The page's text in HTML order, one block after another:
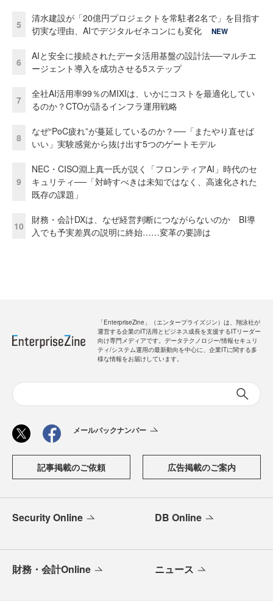
5
清水建設が「20億円プロジェクトを常駐者2名で」を目指す
切実な理由、AIでデジタルゼネコンにも変化
NEW
6
AIと安全に接続されたデータ活用基盤の設計法──マルチエ
ージェント導入を成功させる5ステップ
7
全社AI活用率99％のMIXIは、いかにコストを最適化してい
るのか？CTOが語るインフラ運用戦略
8
なぜ“PoC疲れ”が蔓延しているのか？──「またやり直せば
いい」実験感覚から抜け出す5つのゲートモデル
9
NEC・CISO淵上真一氏が説く「フロンティアAI」時代のセ
キュリティ──「対峙すべきは未知ではなく、高速化された
既存の課題」
10
財務・会計DXは、なぜ経営判断につながらないのか BI導
入でも予実差異の説明に終始……変革の要諦は
「EnterpriseZine」（エンタープライズジン）は、翔泳社が
運営する企業のIT活用とビジネス成長を支援するITリーダー
向け専門メディアです。データテクノロジー/情報セキュリ
ティ/システム運用の最新動向を中心に、企業ITに関する多
様な情報をお届けしています。
メールバックナンバー
記事掲載のご依頼 広告掲載のご案内
Security Online DB Online
財務・会計Online ニュース